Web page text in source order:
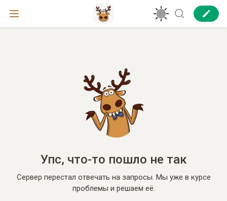
Упс, что-то пошло не так
Сервер перестал отвечать на запросы. Мы уже в курсе
проблемы и решаем её.